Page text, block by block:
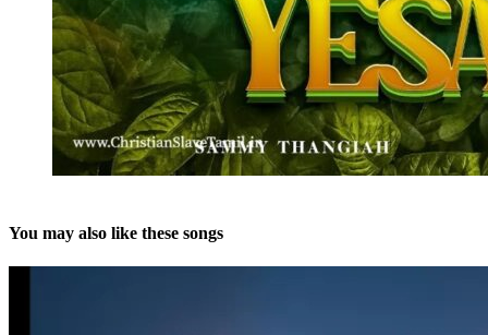
You may also like these songs